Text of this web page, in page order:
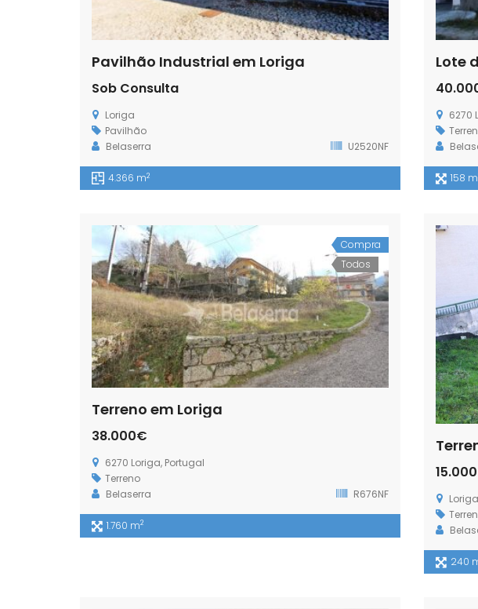
Pavilhão Industrial em Loriga
Sob Consulta
Loriga
Pavilhão
Belaserra
U2520NF
4.366 m2
6270
158 m
Compra
Todos
Terreno em Loriga
38.000€
6270 Loriga, Portugal
Terreno
Belaserra
R676NF
1.760 m2
240